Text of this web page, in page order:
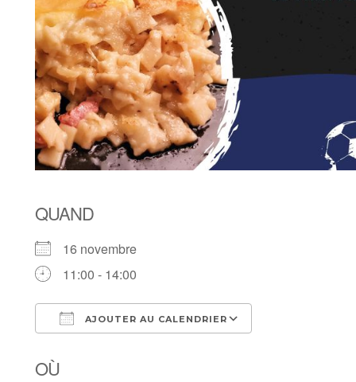
QUAND
16 novembre
11:00 - 14:00
AJOUTER AU CALENDRIER
OÙ